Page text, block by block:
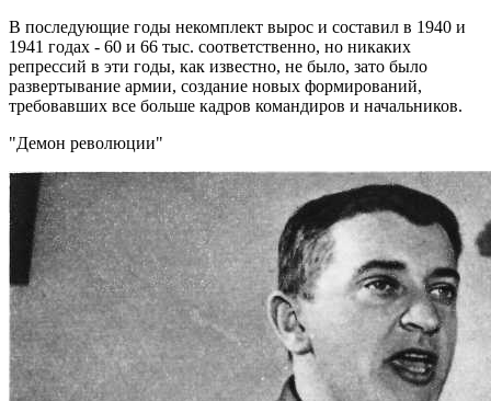
В последующие годы некомплект вырос и составил в 1940 и
1941 годах - 60 и 66 тыс. соответственно, но никаких
репрессий в эти годы, как известно, не было, зато было
развертывание армии, создание новых формирований,
требовавших все больше кадров командиров и начальников.
"Демон революции"